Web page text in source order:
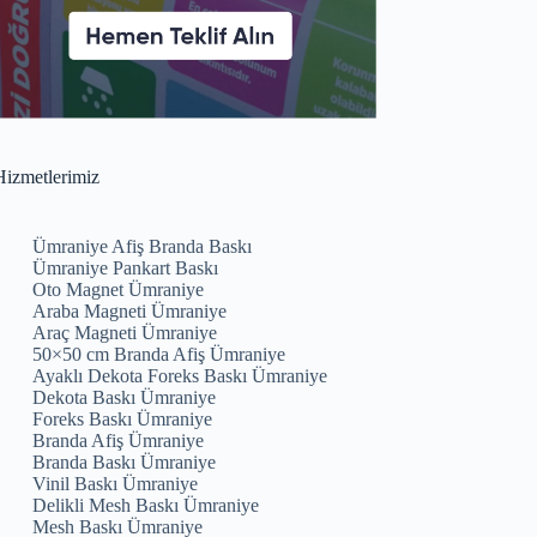
Ümraniye Afiş Branda Baskı
Ümraniye Pankart Baskı
Oto Magnet Ümraniye
Araba Magneti Ümraniye
Araç Magneti Ümraniye
50×50 cm Branda Afiş Ümraniye
Ayaklı Dekota Foreks Baskı Ümraniye
Dekota Baskı Ümraniye
Foreks Baskı Ümraniye
Branda Afiş Ümraniye
Branda Baskı Ümraniye
Vinil Baskı Ümraniye
Delikli Mesh Baskı Ümraniye
Mesh Baskı Ümraniye